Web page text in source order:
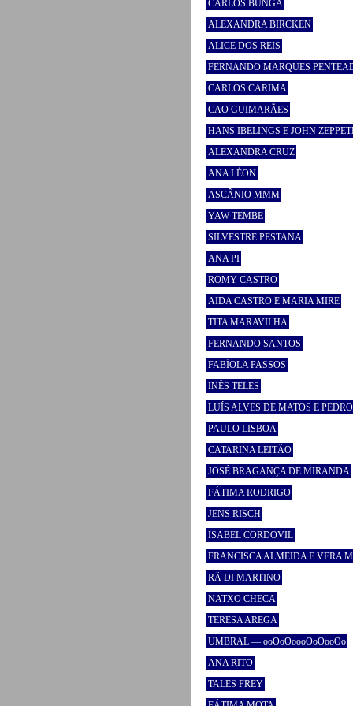
CARLOS BUNGA
ALEXANDRA BIRCKEN
ALICE DOS REIS
FERNANDO MARQUES
CARLOS CARIMA
CAO GUIMARÃES
HANS IBELINGS E JOHN
ALEXANDRA CRUZ
ANA LÉON
ASCÂNIO MMM
YAW TEMBE
SILVESTRE PESTANA
ANA PI
ROMY CASTRO
AIDA CASTRO E MARIA MIRE
TITA MARAVILHA
FERNANDO SANTOS
FABÍOLA PASSOS
INÊS TELES
LUÍS ALVES DE MATOS E
PAULO LISBOA
CATARINA LEITÃO
JOSÉ BRAGANÇA DE MIRANDA
FÁTIMA RODRIGO
JENS RISCH
ISABEL CORDOVIL
FRANCISCA ALMEIDA E VERA
RÄ DI MARTINO
NATXO CHECA
TERESA AREGA
UMBRAL — ooOoOoooOoOooOo
ANA RITO
TALES FREY